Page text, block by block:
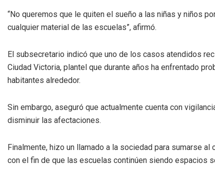
“No queremos que le quiten el sueño a las niñas y niños
cualquier material de las escuelas”, afirmó.
El subsecretario indicó que uno de los casos atendidos
Ciudad Victoria, plantel que durante años ha enfrentado
habitantes alrededor.
Sin embargo, aseguró que actualmente cuenta con
disminuir las afectaciones.
Finalmente, hizo un llamado a la sociedad para sumarse
con el fin de que las escuelas continúen siendo espacios